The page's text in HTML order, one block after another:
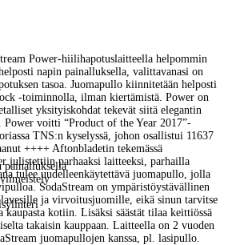
Power-hiilihapotuslaitteella helpommin
napin painalluksella, valittavanasi on
tasoa. Juomapullo kiinnitetään helposti
-toiminnolla, ilman kiertämistä. Power on
yksityiskohdat tekevät siitä elegantin
voitti “Product of the Year 2017”-
TNS:n kyselyssä, johon osallistui 11637
++++ Aftonbladetin tekemässä
julistettiin parhaaksi laitteeksi, parhailla
tulee uudelleenkäytettävä juomapullo, jolla
SodaStream on ympäristöystävällinen
ja virvoitusjuomille, eikä sinun tarvitse
kaupasta kotiin. Lisäksi säästät tilaa keittiössä
takaisin kauppaan. Laitteella on 2 vuoden
juomapullojen kanssa, pl. lasipullo.
painalluksella